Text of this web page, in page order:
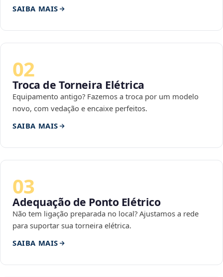
SAIBA MAIS
02
Troca de Torneira Elétrica
Equipamento antigo? Fazemos a troca por um modelo
novo, com vedação e encaixe perfeitos.
SAIBA MAIS
03
Adequação de Ponto Elétrico
Não tem ligação preparada no local? Ajustamos a rede
para suportar sua torneira elétrica.
SAIBA MAIS